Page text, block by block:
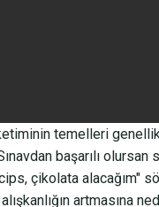
temelleri
başarılı
çikolata alacağım"
artmasına